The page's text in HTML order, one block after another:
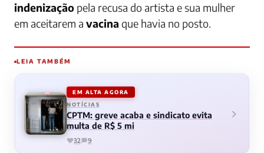
indenização pela recusa do artista e sua mulher
em aceitarem a vacina que havia no posto.
LEIA TAMBÉM
EM ALTA AGORA
NOTÍCIAS
CPTM: greve acaba e sindicato evita
multa de R$ 5 mi
32 9